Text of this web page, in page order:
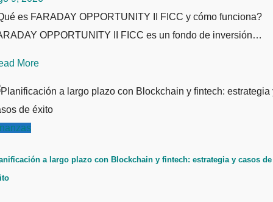
es FARADAY OPPORTUNITY II FICC y cómo funciona?
OPPORTUNITY II FICC es un fondo de inversión…
More
a largo plazo con Blockchain y fintech: estrategia y casos de